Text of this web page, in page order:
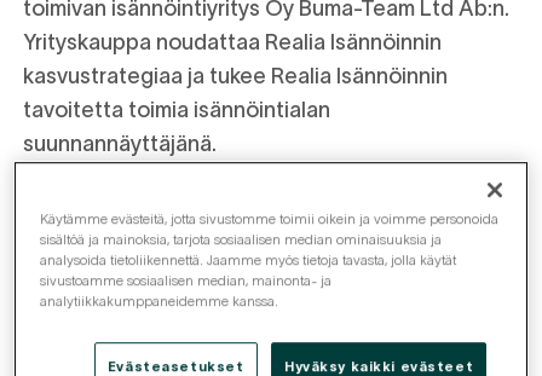
toimivan isännöintiyritys Oy Buma-Team Ltd Ab:n.
Yrityskauppa noudattaa Realia Isännöinnin
kasvustrategiaa ja tukee Realia Isännöinnin
tavoitetta toimia isännöintialan
suunnannäyttäjänä.
isännöintipalvelua tarjoava Oy Buma-Team Ltd Ab
on palvellut asiakkaitaan jo 90-luvun puolivälistä
alkaen. Buma-Team isännöi yhteensä noin 200
kohdetta.
Käytämme evästeitä, jotta sivustomme toimii oikein ja voimme personoida
sisältöä ja mainoksia, tarjota sosiaalisen median ominaisuuksia ja
analysoida tietoliikennettä. Jaamme myös tietoja tavasta, jolla käytät
sivustoamme sosiaalisen median, mainonta- ja
analytiikkakumppaneidemme kanssa.
Evästeasetukset Hyväksy kaikki evästeet